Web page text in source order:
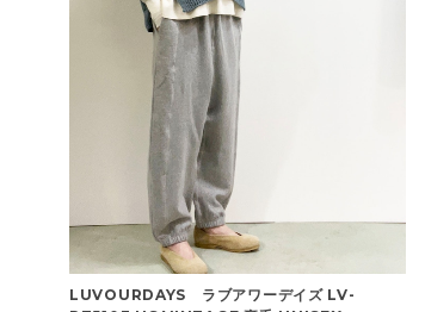
LUVOURDAYS ラブアワーデイズ LV-